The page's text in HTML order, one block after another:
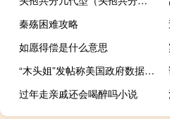
秦殇困难攻略
如愿得偿是什么意思
“木头姐”发帖称美国政府数据失真马斯克回应
过年走亲戚还会喝醉吗小说